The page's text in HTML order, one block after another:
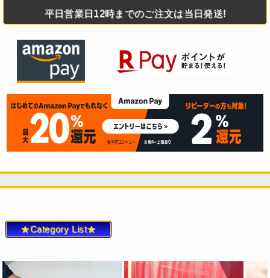
平日営業日12時までのご注文は当日発送!
★Category List★